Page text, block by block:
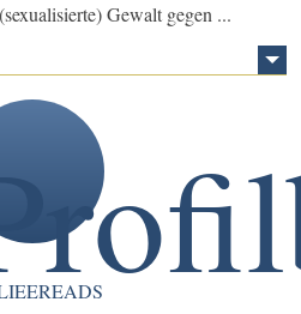
Gewalt gegen ...